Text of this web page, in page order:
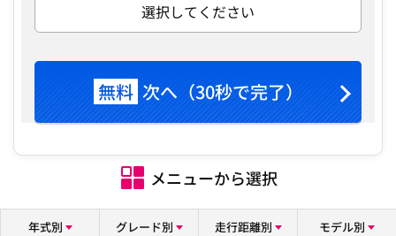
選択してください
無料 次へ（30秒で完了）
メニューから選択
年式別 グレード別 走行距離別 モデル別